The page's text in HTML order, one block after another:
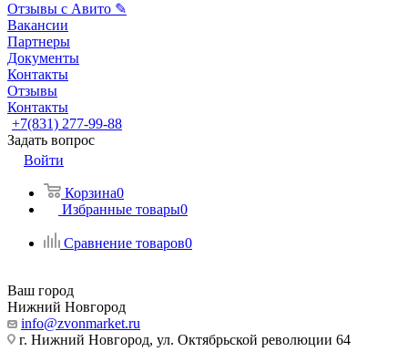
Отзывы с Авито ✎
Вакансии
Партнеры
Документы
Контакты
Отзывы
Контакты
+7(831) 277-99-88
Задать вопрос
Войти
Корзина0
Избранные товары0
Сравнение товаров0
Ваш город
Нижний Новгород
info@zvonmarket.ru
г. Нижний Новгород, ул. Октябрьской революции 64